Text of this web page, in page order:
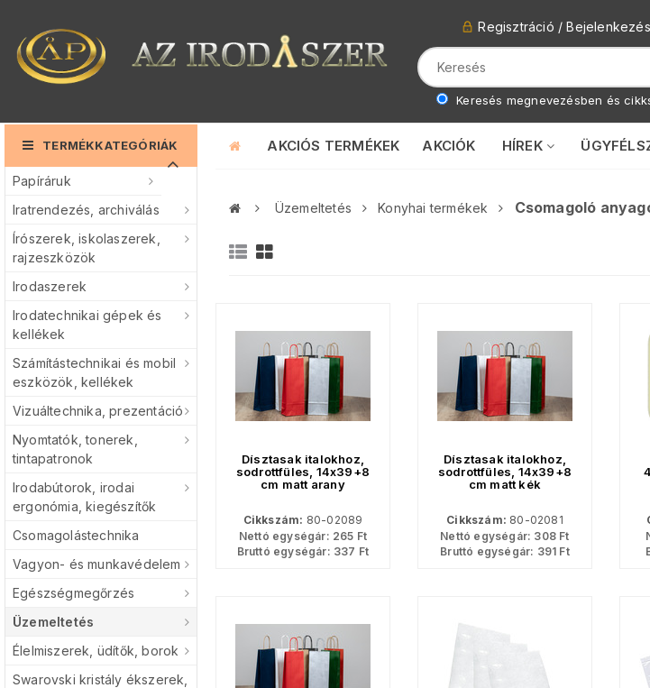
Regisztráció / Bejelenkezés
Keresés megnevezésben és
AKCIÓS TERMÉKEK AKCIÓK HÍREK
TERMÉKKATEGÓRIÁK
Papíráruk
Iratrendezés, archiválás
Írószerek, iskolaszerek,
rajzeszközök
Irodaszerek
Irodatechnikai gépek és
kellékek
Számítástechnikai és mobil
eszközök, kellékek
Vizuáltechnika, prezentáció
Nyomtatók, tonerek,
tintapatronok
Irodabútorok, irodai
ergonómia, kiegészítők
Csomagolástechnika
Vagyon- és munkavédelem
Egészségmegőrzés
Üzemeltetés
Élelmiszerek, üdítők, borok
Swarovski kristály ékszerek,
Üzemeltetés Konyhai termékek Csomagoló
Dísztasak italokhoz,
sodrottfüles, 14x39+8
cm matt arany
Cikkszám: 80-02089
Nettó egységár: 265 Ft
Bruttó egységár: 337 Ft
Dísztasak italokhoz,
sodrottfüles, 14x39+8
cm matt kék
Cikkszám: 80-02081
Nettó egységár: 308 Ft
Bruttó egységár: 391 Ft